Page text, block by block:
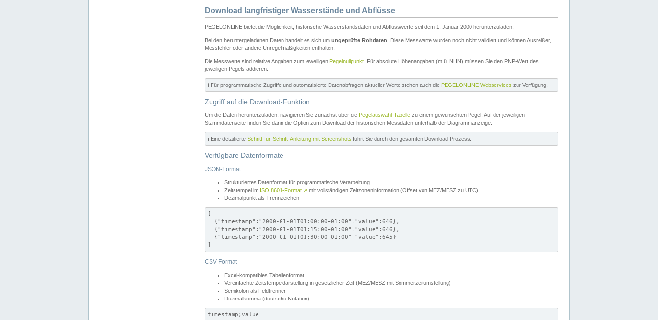
Download langfristiger Wasserstände und Abflüsse
PEGELONLINE bietet die Möglichkeit, historische Wasserstandsdaten und Abflusswerte seit dem 1. Januar 2000 herunterzuladen.
Bei den heruntergeladenen Daten handelt es sich um ungeprüfte Rohdaten . Diese Messwerte wurden noch nicht validiert und können Ausreißer,
Messfehler oder andere Unregelmäßigkeiten enthalten.
Die Messwerte sind relative Angaben zum jeweiligen Pegelnullpunkt . Für absolute Höhenangaben (m ü. NHN) müssen Sie den PNP-Wert des
jeweiligen Pegels addieren.
ℹ️ Für programmatische Zugriffe und automatisierte Datenabfragen aktueller Werte stehen auch die PEGELONLINE Webservices zur Verfügung.
Zugriff auf die Download-Funktion
Um die Daten herunterzuladen, navigieren Sie zunächst über die Pegelauswahl-Tabelle zu einem gewünschten Pegel. Auf der jeweiligen
Stammdatenseite finden Sie dann die Option zum Download der historischen Messdaten unterhalb der Diagrammanzeige.
ℹ️ Eine detaillierte Schritt-für-Schritt-Anleitung mit Screenshots führt Sie durch den gesamten Download-Prozess.
Verfügbare Datenformate
JSON-Format
Strukturiertes Datenformat für programmatische Verarbeitung
Zeitstempel im ISO 8601-Format ↗ mit vollständigen Zeitzoneninformation (Offset von MEZ/MESZ zu UTC)
Dezimalpunkt als Trennzeichen
[
  {"timestamp":"2000-01-01T01:00:00+01:00","value":646},
  {"timestamp":"2000-01-01T01:15:00+01:00","value":646},
  {"timestamp":"2000-01-01T01:30:00+01:00","value":645}
]
CSV-Format
Excel-kompatibles Tabellenformat
Vereinfachte Zeitstempeldarstellung in gesetzlicher Zeit (MEZ/MESZ mit Sommerzeitumstellung)
Semikolon als Feldtrenner
Dezimalkomma (deutsche Notation)
timestamp;value